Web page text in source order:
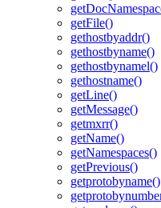
getFile()
gethostbyaddr()
gethostbyname()
gethostbynamel()
gethostname()
getLine()
getMessage()
getmxrr()
getName()
getNamespaces()
getPrevious()
getprotobyname()